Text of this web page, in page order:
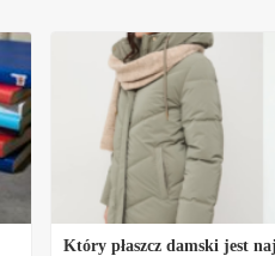
Który płaszcz damski jest